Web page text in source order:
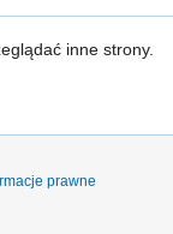
inne strony.
prawne